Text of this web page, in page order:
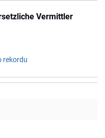
Vermittler
rekordu